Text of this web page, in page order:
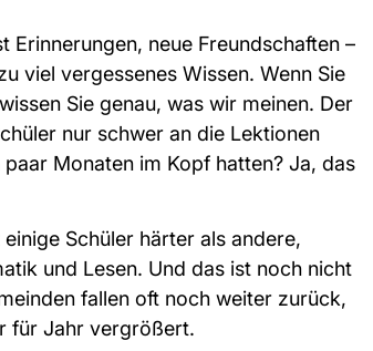
neue Freundschaften –
viel vergessenes Wissen. Wenn Sie
Sie genau, was wir meinen. Der
nur schwer an die Lektionen
Monaten im Kopf hatten? Ja, das
Schüler härter als andere,
und Lesen. Und das ist noch nicht
fallen oft noch weiter zurück,
für Jahr vergrößert.